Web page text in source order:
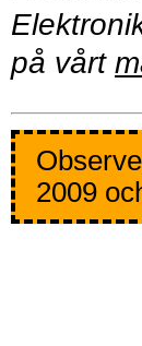
på vårt
2009